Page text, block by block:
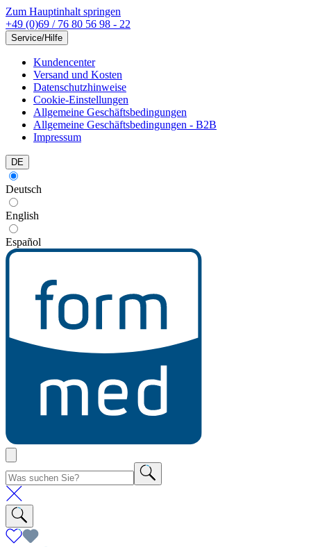
Zum Hauptinhalt springen
+49 (0)69 / 76 80 56 98 - 22
Service/Hilfe
Kundencenter
Versand und Kosten
Datenschutzhinweise
Cookie-Einstellungen
Allgemeine Geschäftsbedingungen
Allgemeine Geschäftsbedingungen - B2B
Impressum
DE
Deutsch
English
Español